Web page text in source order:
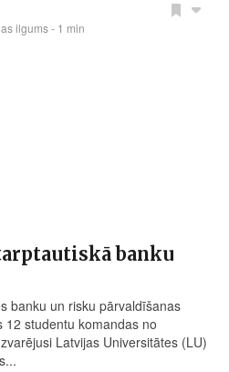
ilgums - 1 min
banku
banku un risku pārvaldīšanas
12 studentu komandas no
Latvijas Universitātes (LU)